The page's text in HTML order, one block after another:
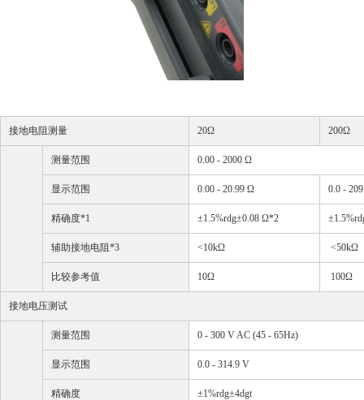
接地电阻 测量 20Ω 200Ω
测量范围 0.00 - 2000 Ω
显示范围 0.00 - 20.99 Ω 0.0 -
精确度*1 ±1.5%rdg±0.08 Ω*2 ±
辅助接地电阻 *3 <10kΩ <50kΩ
比较参考值 10Ω 100Ω
接地电压测试
测量范围 0 - 300 V AC (45 - 65Hz)
显示范围 0.0 - 314.9 V
精确度 ±1%rdg±4dgt